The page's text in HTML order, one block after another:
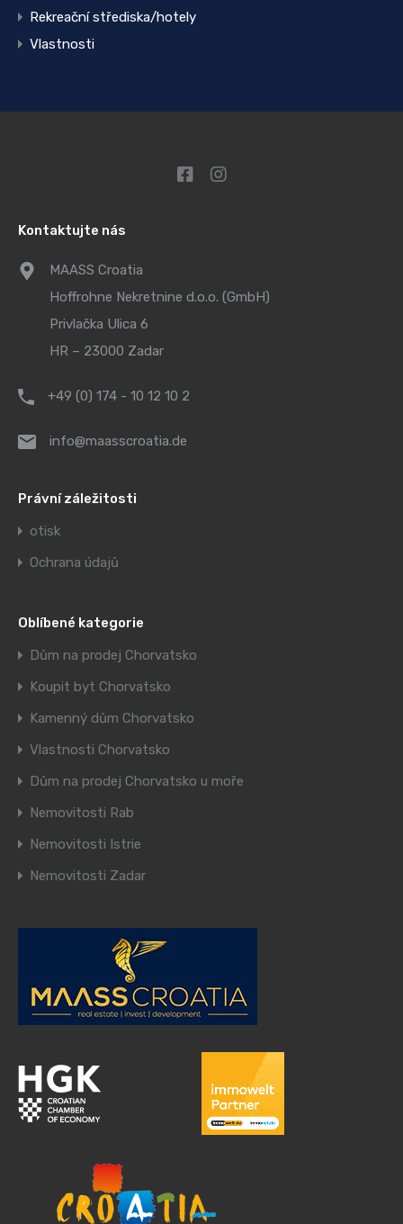
Rekreační střediska/hotely
Vlastnosti
Kontaktujte nás
MAASS Croatia
Hoffrohne Nekretnine d.o.o. (GmbH)
Privlačka Ulica 6
HR – 23000 Zadar
+49 (0) 174 - 10 12 10 2
info@maasscroatia.de
Právní záležitosti
otisk
Ochrana údajů
Oblíbené kategorie
Dům na prodej Chorvatsko
Koupit byt Chorvatsko
Kamenný dům Chorvatsko
Vlastnosti Chorvatsko
Dům na prodej Chorvatsko u moře
Nemovitosti Rab
Nemovitosti Istrie
Nemovitosti Zadar